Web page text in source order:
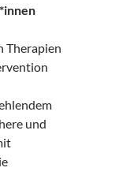
Therapien
und